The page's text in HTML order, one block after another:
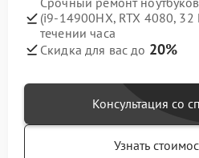
(i9-14900HX, RTX 4080, 32
течении часа
Скидка для вас до 20%
Консультация со
Узнать